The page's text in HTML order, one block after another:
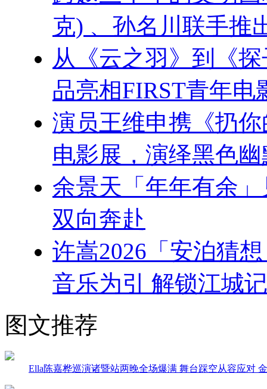
克) 、孙名川联手推
从《云之羽》到《
品亮相FIRST青年电
演员王维申携《扔
电影展，演绎黑色
余景天「年年有余
双向奔赴
许嵩2026「安泊猜
音乐为引 解锁江城
图文推荐
Ella陈嘉桦巡演诸暨站两晚全场爆满 舞台踩空从容应对